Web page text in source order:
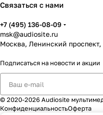
Связаться с нами
+7 (495) 136-08-09
msk@audiosite.ru
Москва, Ленинский проспект,
Подписаться на новости и акции
© 2020-2026 Audiosite
КонфиденциальностьОферта